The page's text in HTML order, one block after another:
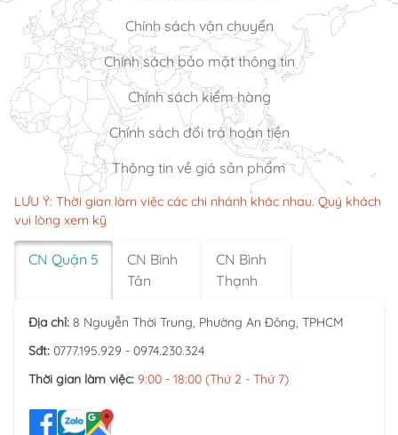
Chính sách vận chuyển
Chính sách bảo mật thông tin
Chính sách kiểm hàng
Chính sách đổi trả hoàn tiền
Thông tin về giá sản phẩm
LƯU Ý: Thời gian làm việc các chi nhánh khác nhau. Quý khách
vui lòng xem kỹ
CN Quận 5
CN Bình
Tân
CN Bình
Thạnh
Địa chỉ: 8 Nguyễn Thời Trung, Phường An Đông, TPHCM
Sđt: 0777.195.929 - 0974.230.324
Thời gian làm việc: 9:00 - 18:00 (Thứ 2 - Thứ 7)